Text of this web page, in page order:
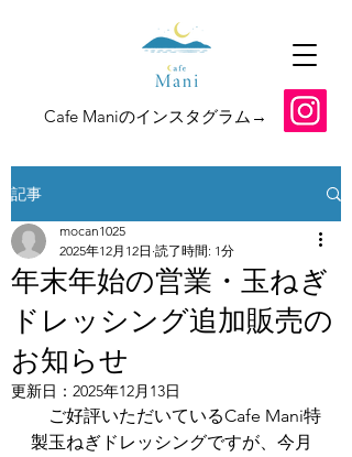
​Cafe Maniのインスタグラム→
記事
年末年始の営業・玉ねぎ
ドレッシング追加販売の
お知らせ
mocan1025
2025年12月12日 読了時間: 1分
更新日： 2025年12月13日
ご好評いただいているCafe Mani特
製玉ねぎドレッシングですが、今月